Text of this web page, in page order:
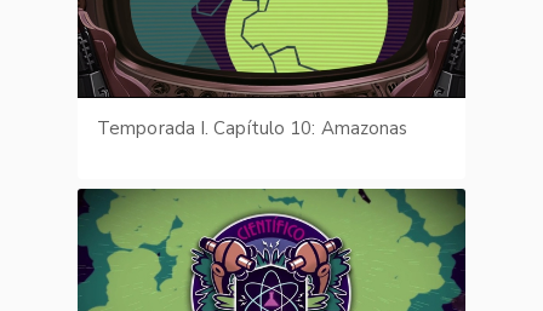
Temporada I. Capítulo 10: Amazonas